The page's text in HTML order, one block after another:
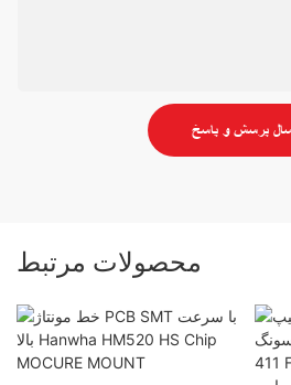
پرسش و پاسخ
محصولات مرتبط